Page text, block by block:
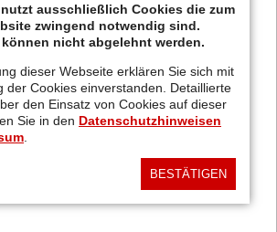
, Korntal-Münchingen
Ing. Karlheinz Schaechterle †,
ausschließlich Cookies die zum
zwingend notwendig sind.
nicht abgelehnt werden.
dieser Webseite erklären Sie sich mit
der Cookies einverstanden. Detaillierte
den Einsatz von Cookies auf dieser
Sie in den Datenschutzhinweisen
BESTÄTIGEN